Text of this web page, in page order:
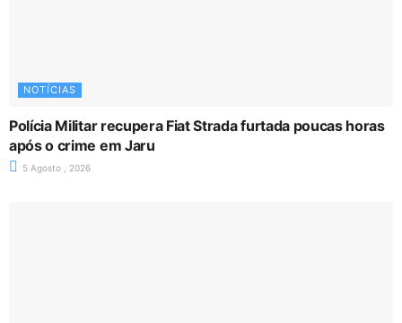
NOTÍCIAS
Polícia Militar recupera Fiat Strada furtada poucas horas
após o crime em Jaru
5 Agosto , 2026